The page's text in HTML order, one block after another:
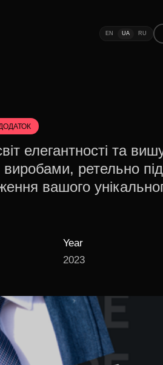
EN UA RU
елегантності та
виробами, ретельно
вашого
Year
2023